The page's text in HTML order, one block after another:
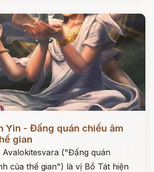
Yin - Đấng quán chiếu âm
gian
Avalokitesvara ("Đấng quán
của thế gian") là vị Bồ Tát hiện